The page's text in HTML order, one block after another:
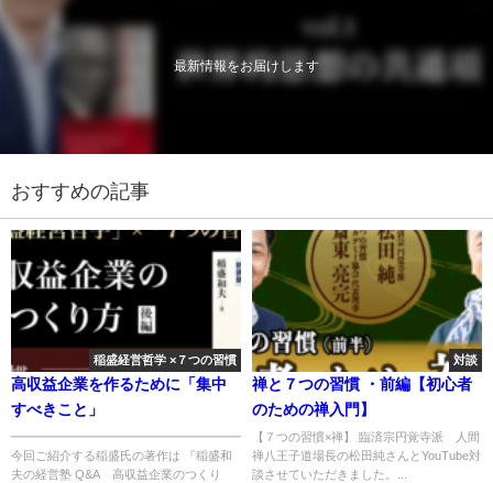
最新情報をお届けします
おすすめの記事
稲盛経営哲学 ×７つの習慣
高収益企業を作るために「集中
すべきこと」
━━━━━━━━━━━━━━━━━━━━
今回ご紹介する稲盛氏の著作は 『稲盛和
夫の経営塾 Q&A 高収益企業のつくり
対談
禅と７つの習慣 ・前編【初心者
のための禅入門】
【７つの習慣×禅】 臨済宗円覚寺派 人間
禅八王子道場長の松田純さんとYouTube対
談させていただきました。...